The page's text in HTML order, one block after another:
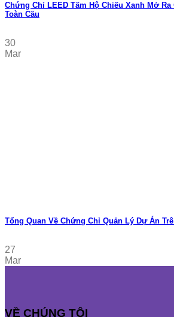
Chứng Chỉ LEED Tấm Hộ Chiếu Xanh Mở
Toàn Cầu
30
Mar
Tổng Quan Về Chứng Chỉ Quản Lý Dự Án
27
Mar
VỀ CHÚNG TÔI